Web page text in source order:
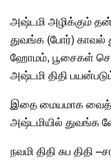
அஷ்டமி அழிக்கும்
துவங்க (போர்)
ஹோமம், பூசைகள்
அஷ்டமி திதி
இதை மையமாக
அஷ்டமியில் துவங்க
நவமி திதி சுப